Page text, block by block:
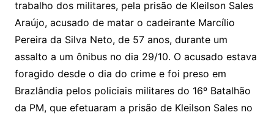
trabalho dos militares, pela prisão de Kleilson Sales
Araújo, acusado de matar o cadeirante Marcílio
Pereira da Silva Neto, de 57 anos, durante um
assalto a um ônibus no dia 29/10. O acusado estava
foragido desde o dia do crime e foi preso em
Brazlândia pelos policiais militares do 16º Batalhão
da PM, que efetuaram a prisão de Kleilson Sales no